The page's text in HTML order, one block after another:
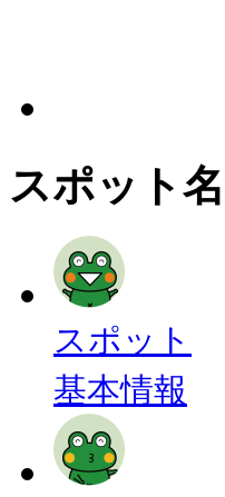
スポット名
スポット
基本情報